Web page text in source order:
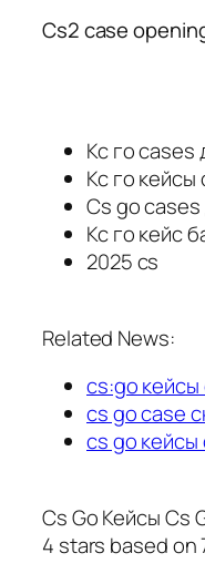
Cs2 case
Кс го cases
Кс го
Cs go
Кс го кейс
2025 cs
Related News:
cs:go
cs go case
cs go
Cs Go Кейсы Cs
4 stars based on